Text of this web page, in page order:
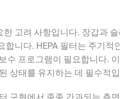
고려 사항입니다. 장갑과
니다. HEPA 필터는 주기적
수 프로그램이 필요합니다.
상태를 유지하는 데 필수적
구현에서 종종 간과되는 측